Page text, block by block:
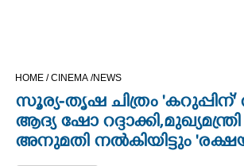
OPINION
HOME /CINEMA /NEWS
സൂര്യ-തൃഷ ചിത്രം 'കറുപ്പിന്'
ആദ്യ ഷോ
അനുമതി നൽകിയിട്ടും